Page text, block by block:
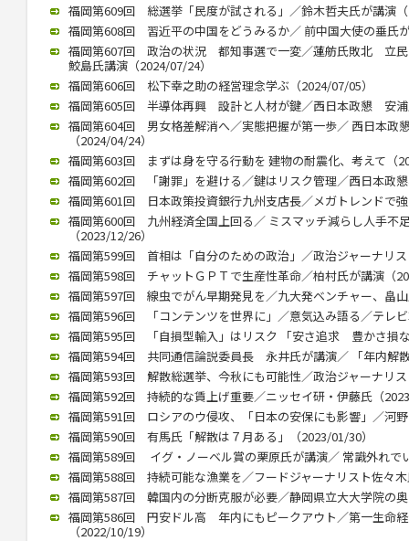
福岡第609回 総選挙「民度が試される」／鈴木哲夫氏が講演
福岡第608回 習近平の中国をどうみるか／ 前中国大使の垂氏
福岡第607回 政治の状況 都知事選で一変／蓮舫氏敗北 立
鮫島氏講演（2024/07/24）
福岡第606回 松下幸之助の経営理念学ぶ（2024/07/05）
福岡第605回 半導体再興 設計と人材が鍵／西日本政懇 安浦
福岡第604回 男女格差解消へ／実態把握が第一歩／ 西日本政
（2024/04/24）
福岡第603回 まずは身を守る行動を 建物の耐震化、考えて（
福岡第602回 「謝罪」を避ける／鍵はリスク管理／西日本政
福岡第601回 日本政策投資銀行九州支店長／メガトレンドで
福岡第600回 九州経済全国上回る／ ミスマッチ減らし人手不
（2023/12/26）
福岡第599回 首相は「自分のための政治」／政治ジャーナリ
福岡第598回 チャットＧＰＴで生産性革命／柏村氏が講演（
福岡第597回 線虫でがん早期発見を／九大発ベンチャー、畠
福岡第596回 「コンテンツを世界に」／意気込み語る／テレ
福岡第595回 「自損型輸入」はリスク 「安さ追求 豊かさ損
福岡第594回 共同通信論説委員長 永井氏が講演／ 「年内解
福岡第593回 解散総選挙、今秋にも可能性／政治ジャーナリ
福岡第592回 持続的な賃上げ重要／ニッセイ研・伊藤氏（
福岡第591回 ロシアのウ侵攻、「日本の安保にも影響」／河
福岡第590回 有馬氏「解散は７月ある」（2023/01/30）
福岡第589回 イグ・ノーベル賞の栗原氏が講演／ 常識外れで
福岡第588回 持続可能な漁業を／フードジャーナリスト佐々
福岡第587回 韓国内の分断克服が必要／静岡県立大大学院の
福岡第586回 円安ドル高 年内にもピークアウト／第一生命
（2022/10/19）